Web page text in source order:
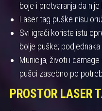
boje i pretvaranja da
Laser tag puške nisu
Svi igrači koriste istu
bolje puške;
Municija, životi i
pušci zasebno po
PROSTOR LASER